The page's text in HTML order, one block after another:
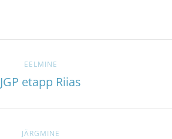
EELMINE
JGP etapp Riias
JÄRGMINE